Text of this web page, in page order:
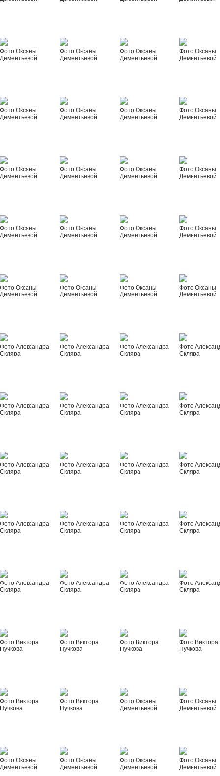
Фото Оксаны
Дементьевой
Фото Оксаны
Дементьевой
Фото Оксаны
Дементьевой
Фото Оксаны
Дементьевой
Фото Оксаны
Дементьевой
Фото Оксаны
Дементьевой
Фото Оксаны
Дементьевой
Фото Оксаны
Дементьевой
Фото Оксаны
Дементьевой
Фото Оксаны
Дементьевой
Фото Оксаны
Дементьевой
Фото Оксаны
Дементьевой
Фото Оксаны
Дементьевой
Фото Оксаны
Дементьевой
Фото Оксаны
Дементьевой
Фото Оксаны
Дементьевой
Фото Оксаны
Дементьевой
Фото Оксаны
Дементьевой
Фото Оксаны
Дементьевой
Фото Оксаны
Дементьевой
Фото Александра
Скляра
Фото Александра
Скляра
Фото Александра
Скляра
Фото
Скляра
Фото Александра
Скляра
Фото Александра
Скляра
Фото Александра
Скляра
Фото
Скляра
Фото Александра
Скляра
Фото Александра
Скляра
Фото Александра
Скляра
Фото
Скляра
Фото Александра
Скляра
Фото Александра
Скляра
Фото Александра
Скляра
Фото
Скляра
Фото Александра
Скляра
Фото Александра
Скляра
Фото Александра
Скляра
Фото
Скляра
Фото Виктора
Пучкова
Фото Виктора
Пучкова
Фото Виктора
Пучкова
Фото Виктора
Пучкова
Фото Виктора
Пучкова
Фото Виктора
Пучкова
Фото Оксаны
Дементьевой
Фото Оксаны
Дементьевой
Фото Оксаны
Дементьевой
Фото Оксаны
Дементьевой
Фото Оксаны
Дементьевой
Фото Оксаны
Дементьевой